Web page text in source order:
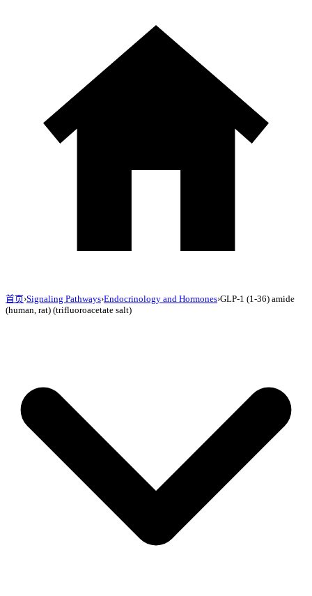
首页›Signaling Pathways›Endocrinology and Hormones›GLP-1 (1-36) amide
(human, rat) (trifluoroacetate salt)